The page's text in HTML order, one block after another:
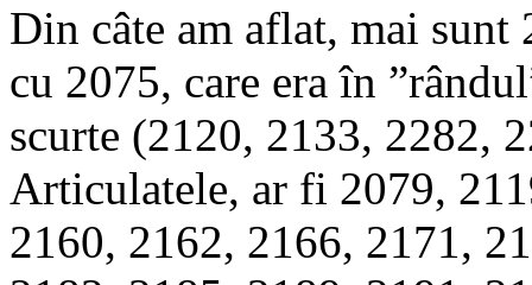
Din câte am aflat, mai sunt
cu 2075, care era în
scurte (2120, 2133, 2282,
Articulatele, ar fi 2079,
2160, 2162, 2166, 2171,